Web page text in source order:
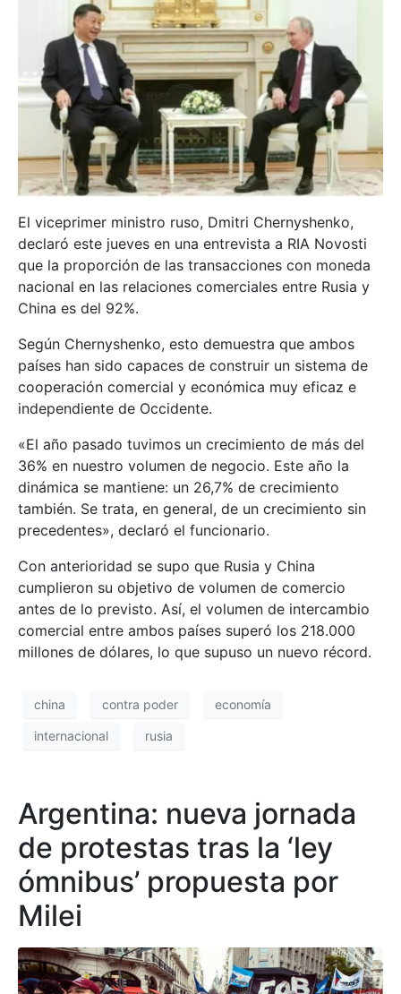
El viceprimer ministro ruso, Dmitri Chernyshenko,
declaró este jueves en una entrevista a RIA Novosti
que la proporción de las transacciones con moneda
nacional en las relaciones comerciales entre Rusia y
China es del 92%.
Según Chernyshenko, esto demuestra que ambos
países han sido capaces de construir un sistema de
cooperación comercial y económica muy eficaz e
independiente de Occidente.
«El año pasado tuvimos un crecimiento de más del
36% en nuestro volumen de negocio. Este año la
dinámica se mantiene: un 26,7% de crecimiento
también. Se trata, en general, de un crecimiento sin
precedentes», declaró el funcionario.
Con anterioridad se supo que Rusia y China
cumplieron su objetivo de volumen de comercio
antes de lo previsto. Así, el volumen de intercambio
comercial entre ambos países superó los 218.000
millones de dólares, lo que supuso un nuevo récord.
china contra poder economía
internacional rusia
Argentina: nueva jornada
de protestas tras la ‘ley
ómnibus’ propuesta por
Milei